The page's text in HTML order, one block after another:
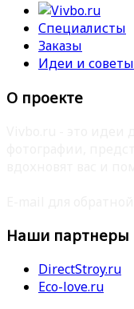
Специалисты
Заказы
Идеи и советы
О проекте
Наши партнеры
DirectStroy.ru
Eco-love.ru